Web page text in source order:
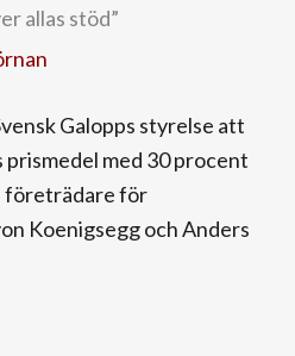
allas stöd”
Galopps styrelse att
med 30 procent
företrädare för
Koenigsegg och Anders